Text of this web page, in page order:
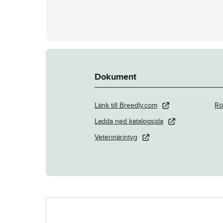
Dokument
Länk till Breedly.com
Ladda ned katalogsida
Veterinärintyg